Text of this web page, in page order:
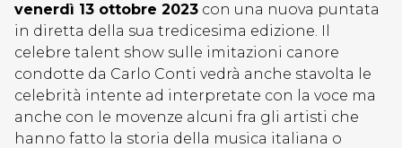
venerdì 13 ottobre 2023 con una nuova puntata
in diretta della sua tredicesima edizione. Il
celebre talent show sulle imitazioni canore
condotte da Carlo Conti vedrà anche stavolta le
celebrità intente ad interpretate con la voce ma
anche con le movenze alcuni fra gli artisti che
hanno fatto la storia della musica italiana o